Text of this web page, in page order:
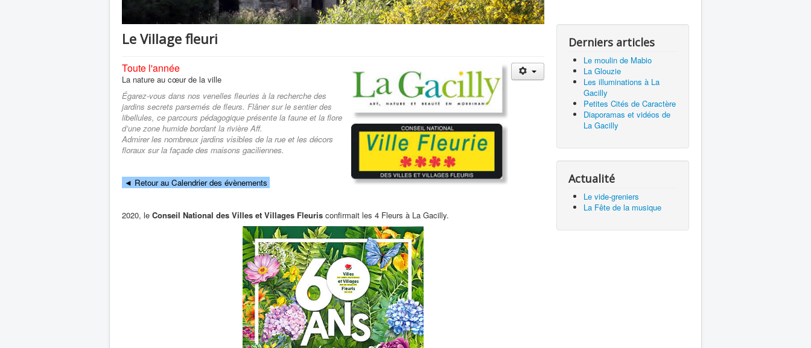
Le Village fleuri
Toute l'année
La nature au cœur de la ville
Égarez-vous dans nos venelles fleuries à la recherche des
jardins secrets parsemés de fleurs. Flâner sur le sentier des
libellules, ce parcours pédagogique présente la faune et la flore
d’une zone humide bordant la rivière Aff.
Admirer les nombreux jardins visibles de la rue et les décors
floraux sur la façade des maisons gaciliennes.
◄ Retour au Calendrier des évènements
2020, le Conseil National des Villes et Villages Fleuris confirmait les 4 Fleurs à La Gacilly.
Derniers articles
Le moulin de Mabio
La Glouzie
Les illuminations à La
Gacilly
Petites Cités de Caractère
Diaporamas et vidéos de
La Gacilly
Actualité
Le vide-greniers
La Fête de la musique